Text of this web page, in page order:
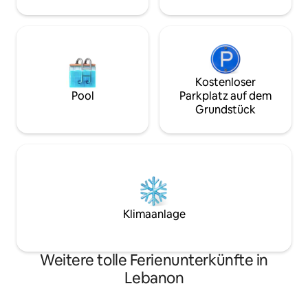
Waschmaschine und eines Trockners in
Pool
Kostenloser
Parkplatz auf dem
Grundstück
Klimaanlage
Weitere tolle Ferienunterkünfte in
Lebanon